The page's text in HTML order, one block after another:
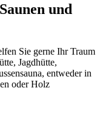
und
Sie gerne Ihr Traum
Jagdhütte,
entweder in
oder Holz